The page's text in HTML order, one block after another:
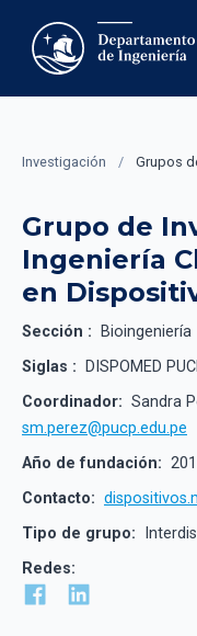
Investigación / Grupos
Grupo de
Ingeniería
en
Sección :
Bioingeniería
Siglas :
DISPOMED
Coordinador: Sandra
sm.perez@pucp.edu.pe
Año de fundación:
Contacto:
Tipo de grupo:
Redes: